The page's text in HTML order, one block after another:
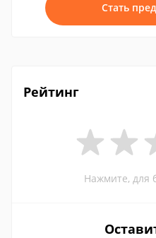
Стать
Рейтинг
Нажмите, для